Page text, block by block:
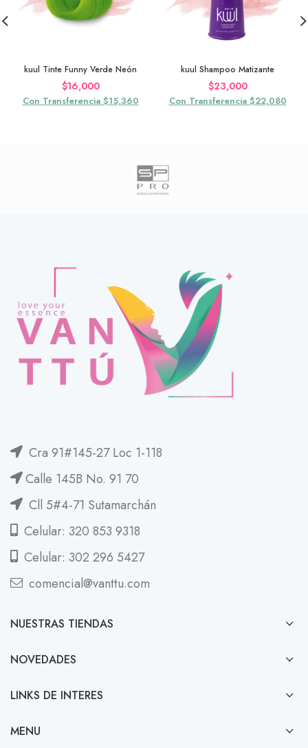
kuul Tinte Funny Verde Neón
$16,000
Con Transferencia $15,360
kuul Shampoo Matizante
$23,000
Con Transferencia $22,080
Cra 91#145-27 Loc 1-118
Calle 145B No. 91 70
Cll 5#4-71 Sutamarchán
Celular: 320 853 9318
Celular: 302 296 5427
comencial@vanttu.com
NUESTRAS TIENDAS
NOVEDADES
LINKS DE INTERES
MENU